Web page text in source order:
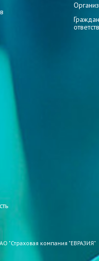
"Страховая компания "ЕВРАЗИЯ"